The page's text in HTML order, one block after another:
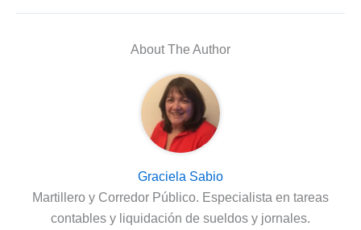
About The Author
Graciela Sabio
Martillero y Corredor Público. Especialista en tareas
contables y liquidación de sueldos y jornales.